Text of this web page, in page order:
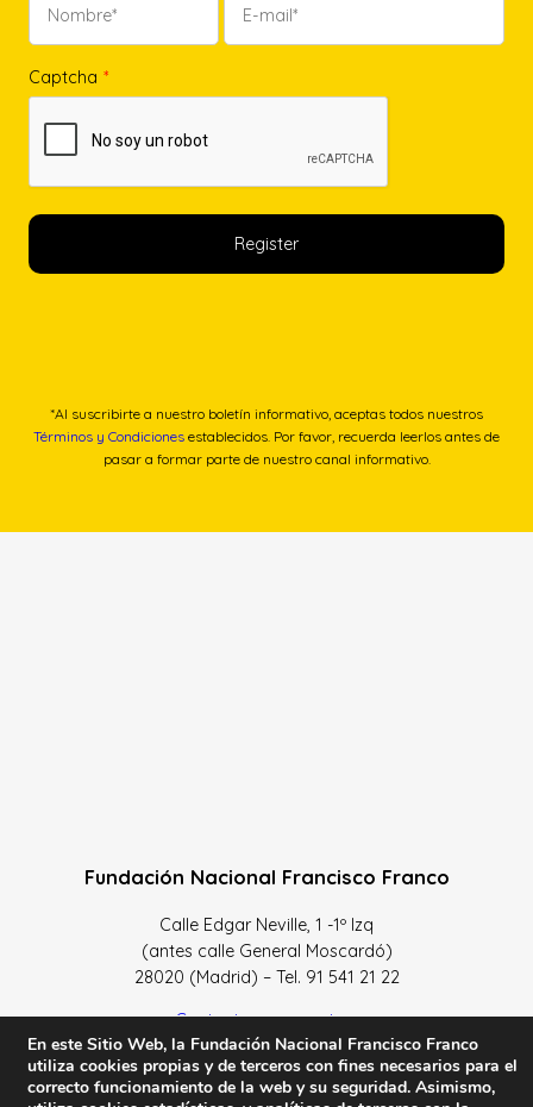
Captcha *
*Al suscribirte a nuestro boletín informativo, aceptas todos nuestros
Términos y Condiciones establecidos. Por favor, recuerda leerlos antes de
pasar a formar parte de nuestro canal informativo.
Fundación Nacional Francisco Franco
Calle Edgar Neville, 1 -1º Izq
(antes calle General Moscardó)
28020 (Madrid) – Tel. 91 541 21 22
Contacta con nosotros
En este Sitio Web, la Fundación Nacional Francisco Franco
utiliza cookies propias y de terceros con fines necesarios para el
correcto funcionamiento de la web y su seguridad. Asimismo,